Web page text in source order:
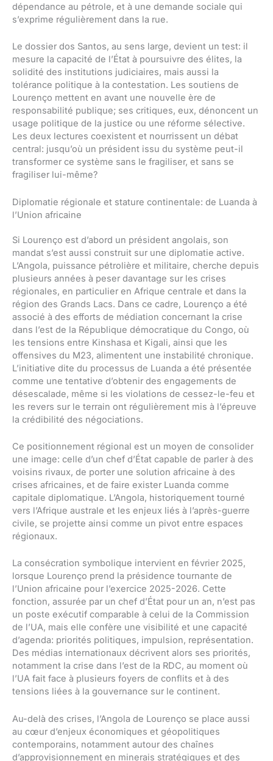
dépendance au pétrole, et à une demande sociale qui
s’exprime régulièrement dans la rue.
Le dossier dos Santos, au sens large, devient un test: il
mesure la capacité de l’État à poursuivre des élites, la
solidité des institutions judiciaires, mais aussi la
tolérance politique à la contestation. Les soutiens de
Lourenço mettent en avant une nouvelle ère de
responsabilité publique; ses critiques, eux, dénoncent un
usage politique de la justice ou une réforme sélective.
Les deux lectures coexistent et nourrissent un débat
central: jusqu’où un président issu du système peut-il
transformer ce système sans le fragiliser, et sans se
fragiliser lui-même?
Diplomatie régionale et stature continentale: de Luanda à
l’Union africaine
Si Lourenço est d’abord un président angolais, son
mandat s’est aussi construit sur une diplomatie active.
L’Angola, puissance pétrolière et militaire, cherche depuis
plusieurs années à peser davantage sur les crises
régionales, en particulier en Afrique centrale et dans la
région des Grands Lacs. Dans ce cadre, Lourenço a été
associé à des efforts de médiation concernant la crise
dans l’est de la République démocratique du Congo, où
les tensions entre Kinshasa et Kigali, ainsi que les
offensives du M23, alimentent une instabilité chronique.
L’initiative dite du processus de Luanda a été présentée
comme une tentative d’obtenir des engagements de
désescalade, même si les violations de cessez-le-feu et
les revers sur le terrain ont régulièrement mis à l’épreuve
la crédibilité des négociations.
Ce positionnement régional est un moyen de consolider
une image: celle d’un chef d’État capable de parler à des
voisins rivaux, de porter une solution africaine à des
crises africaines, et de faire exister Luanda comme
capitale diplomatique. L’Angola, historiquement tourné
vers l’Afrique australe et les enjeux liés à l’après-guerre
civile, se projette ainsi comme un pivot entre espaces
régionaux.
La consécration symbolique intervient en février 2025,
lorsque Lourenço prend la présidence tournante de
l’Union africaine pour l’exercice 2025-2026. Cette
fonction, assurée par un chef d’État pour un an, n’est pas
un poste exécutif comparable à celui de la Commission
de l’UA, mais elle confère une visibilité et une capacité
d’agenda: priorités politiques, impulsion, représentation.
Des médias internationaux décrivent alors ses priorités,
notamment la crise dans l’est de la RDC, au moment où
l’UA fait face à plusieurs foyers de conflits et à des
tensions liées à la gouvernance sur le continent.
Au-delà des crises, l’Angola de Lourenço se place aussi
au cœur d’enjeux économiques et géopolitiques
contemporains, notamment autour des chaînes
d’approvisionnement en minerais stratégiques et des